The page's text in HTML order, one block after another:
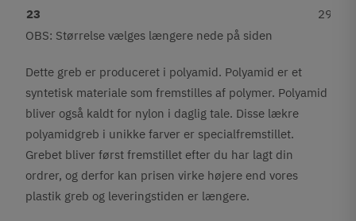
23
29
OBS: Størrelse vælges længere nede på siden
Dette greb er produceret i polyamid. Polyamid er et
syntetisk materiale som fremstilles af polymer. Polyamid
bliver også kaldt for nylon i daglig tale. Disse lækre
polyamidgreb i unikke farver er specialfremstillet.
Grebet bliver først fremstillet efter du har lagt din
ordrer, og derfor kan prisen virke højere end vores
plastik greb og leveringstiden er længere.